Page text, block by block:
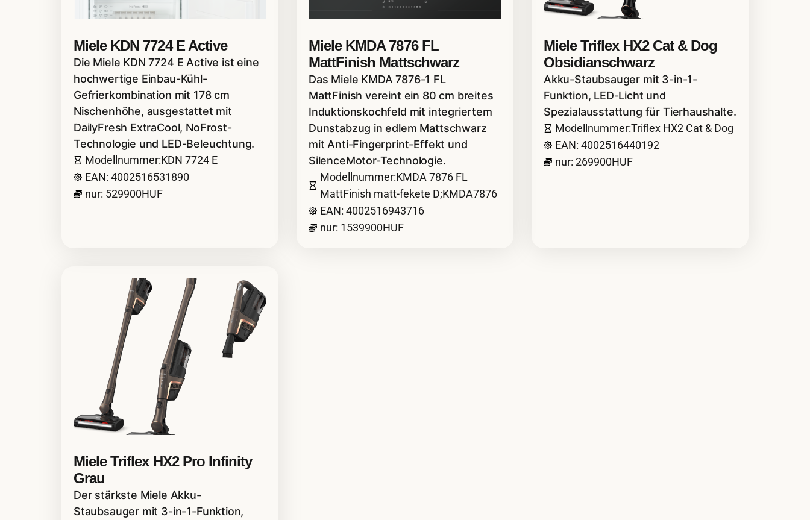
Miele KDN 7724 E Active
Die Miele KDN 7724 E Active ist eine
hochwertige Einbau-Kühl-
Gefrierkombination mit 178 cm
Nischenhöhe, ausgestattet mit
DailyFresh ExtraCool, NoFrost-
Technologie und LED-Beleuchtung.
Modellnummer:KDN 7724 E
EAN: 4002516531890
nur: 529900HUF
Miele KMDA 7876 FL
MattFinish Mattschwarz
Das Miele KMDA 7876-1 FL
MattFinish vereint ein 80 cm breites
Induktionskochfeld mit integriertem
Dunstabzug in edlem Mattschwarz
mit Anti-Fingerprint-Effekt und
SilenceMotor-Technologie.
Modellnummer:KMDA 7876 FL
MattFinish matt-fekete D;KMDA7876
EAN: 4002516943716
nur: 1539900HUF
Miele Triflex HX2 Cat & Dog
Obsidianschwarz
Akku-Staubsauger mit 3-in-1-
Funktion, LED-Licht und
Spezialausstattung für Tierhaushalte.
Modellnummer:Triflex HX2 Cat & Dog
EAN: 4002516440192
nur: 269900HUF
Miele Triflex HX2 Pro Infinity
Grau
Der stärkste Miele Akku-
Staubsauger mit 3-in-1-Funktion,